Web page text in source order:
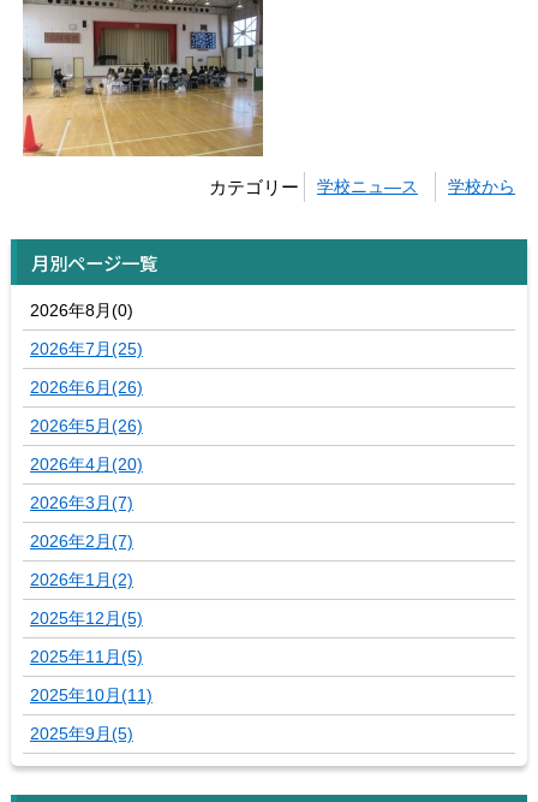
カテゴリー 学校ニュ―ス 学校から
月別ページ一覧
2026年8月(0)
2026年7月(25)
2026年6月(26)
2026年5月(26)
2026年4月(20)
2026年3月(7)
2026年2月(7)
2026年1月(2)
2025年12月(5)
2025年11月(5)
2025年10月(11)
2025年9月(5)